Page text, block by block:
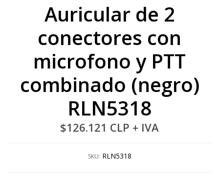
Auricular de 2
conectores con
microfono y PTT
combinado (negro)
RLN5318
$126.121 CLP + IVA
SKU: RLN5318